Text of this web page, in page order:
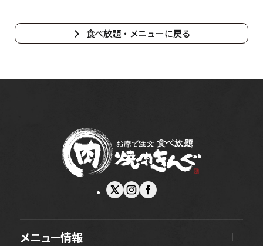
食べ放題・メニューに戻る
メニュー情報